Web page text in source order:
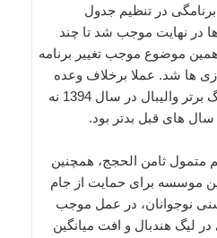
در تنظیم جدول
در نهایت موجب شد تا چند
موضوع موجب تغییر برنامه
ها شد. عملا برخلاف وعده
مسئولان کیفیت و کمیت لیگ برتر والیبال در سال 1394 نه
سال های قبل بدتر بود.
متمول ثامن الحجج، همچنین
موسسه برای حمایت از جام
نوجوانان، در عمل موجب
لیگ هندبال و افت میانگین